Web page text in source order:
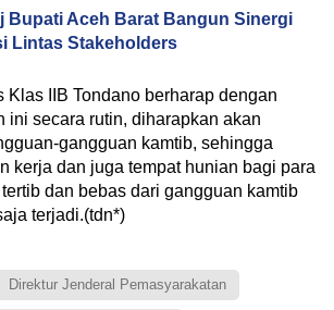
Bupati Aceh Barat Bangun Sinergi
Lintas Stakeholders
Klas IIB Tondano berharap dengan
ini secara rutin, diharapkan akan
gangguan kamtib, sehingga
kerja dan juga tempat hunian bagi para
dan bebas dari gangguan kamtib
terjadi.(tdn*)
Direktur Jenderal Pemasyarakatan